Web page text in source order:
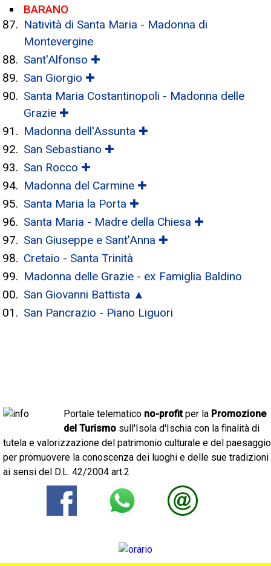
BARANO
Natività di Santa Maria - Madonna di
Montevergine
Sant'Alfonso ✚
San Giorgio ✚
Santa Maria Costantinopoli - Madonna delle
Grazie ✚
Madonna dell'Assunta ✚
San Sebastiano ✚
San Rocco ✚
Madonna del Carmine ✚
Santa Maria la Porta ✚
Santa Maria - Madre della Chiesa ✚
San Giuseppe e Sant'Anna ✚
Cretaio - Santa Trinità
Madonna delle Grazie - ex Famiglia Baldino
San Giovanni Battista ▲
San Pancrazio - Piano Liguori
Portale telematico no-profitper la Promozione
del Turismo sull'Isola d'Ischia con la finalità di
tutela e valorizzazione del patrimonio culturale e del paesaggio
per promuovere la conoscenza dei luoghi e delle sue tradizioni
ai sensi del D.L. 42/2004 art.2